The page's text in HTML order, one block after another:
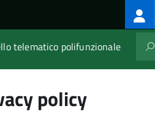
telematico polifunzionale
policy